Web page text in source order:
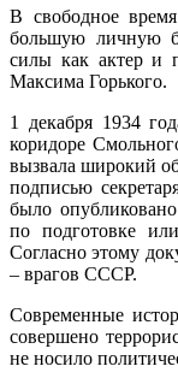
В свободное
большую личную
силы как актер и
Максима Горького.
1 декабря 1934
коридоре
вызвала широкий
подписью
было
по подготовке
Согласно этому
– врагов СССР.
Современные
совершено
не носило